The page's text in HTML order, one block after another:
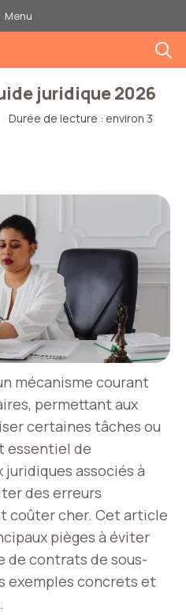
Menu
juridique 2026
· Durée de lecture : environ 3
mécanisme courant
permettant aux
certaines tâches ou
essentiel de
associés à
des erreurs
coûter cher. Cet article
pièges à éviter
de contrats de sous-
exemples concrets et